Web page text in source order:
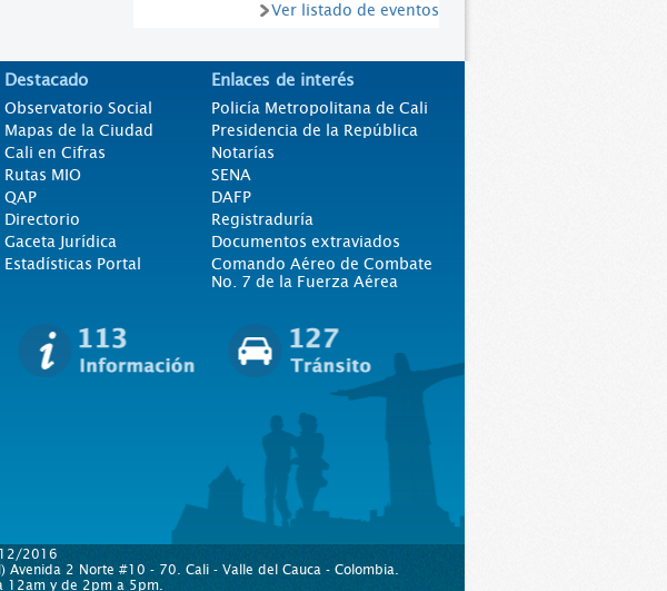
Ver listado de eventos
Destacado
Observatorio Social
Mapas de la Ciudad
Cali en Cifras
Rutas MIO
QAP
Directorio
Gaceta Jurídica
Estadísticas Portal
Enlaces de interés
Policía Metropolitana de Cali
Presidencia de la República
Notarías
SENA
DAFP
Registraduría
Documentos extraviados
Comando Aéreo de Combate
No. 7 de la Fuerza Aérea
2016
2 Norte #10 - 70. Cali - Valle del Cauca - Colombia.
12am y de 2pm a 5pm.